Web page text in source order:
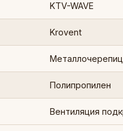
KTV-WAVE
Krovent
Полипропилен
Вентиляция